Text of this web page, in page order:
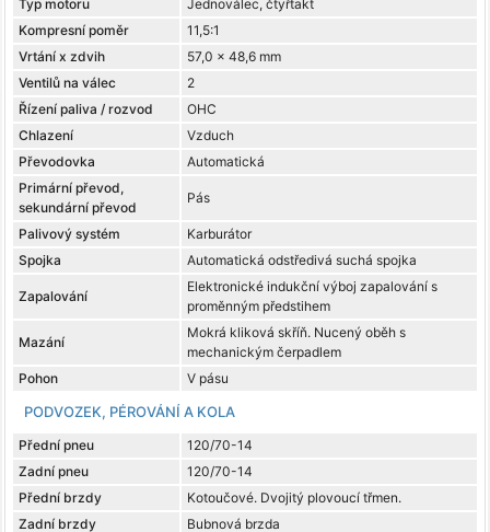
Typ motoru
Jednoválec, čtyřtakt
Kompresní poměr
11,5:1
Vrtání x zdvih
57,0 x 48,6 mm
Ventilů na válec
2
Řízení paliva / rozvod
OHC
Chlazení
Vzduch
Převodovka
Automatická
Primární převod,
sekundární převod
Pás
Palivový systém
Karburátor
Spojka
Automatická odstředivá suchá spojka
Zapalování
Elektronické indukční výboj zapalování s
proměnným předstihem
Mazání
Mokrá kliková skříň. Nucený oběh s
mechanickým čerpadlem
Pohon
V pásu
PODVOZEK, PÉROVÁNÍ A KOLA
Přední pneu
120/70-14
Zadní pneu
120/70-14
Přední brzdy
Kotoučové. Dvojitý plovoucí třmen.
Zadní brzdy
Bubnová brzda